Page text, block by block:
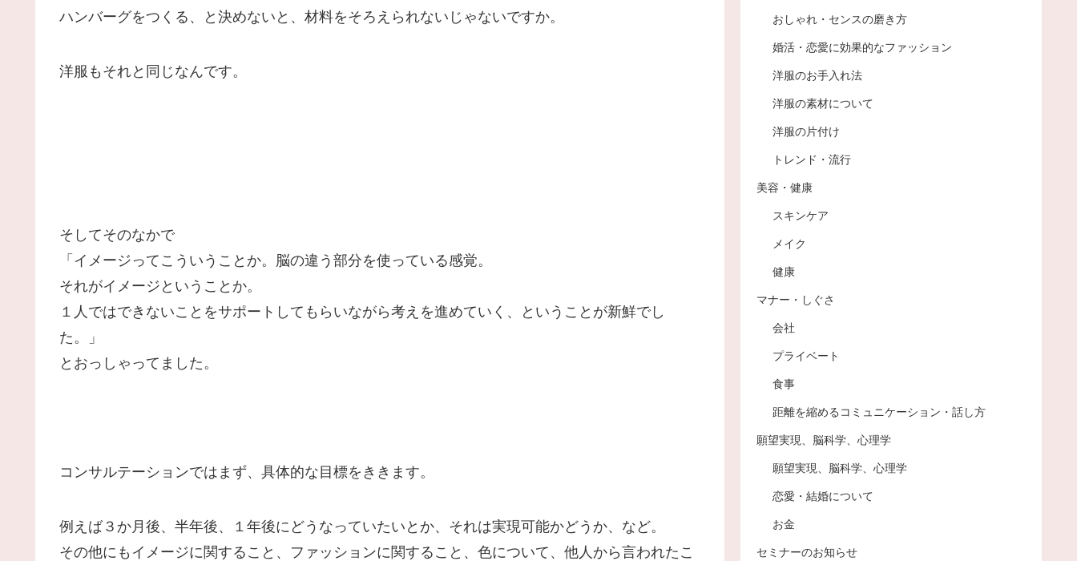
ハンバーグをつくる、と決めないと、材料をそろえられないじゃないですか。
洋服もそれと同じなんです。
そしてそのなかで
「イメージってこういうことか。脳の違う部分を使っている感覚。
それがイメージということか。
１人ではできないことをサポートしてもらいながら考えを進めていく、ということが新鮮でし
た。」
とおっしゃってました。
コンサルテーションではまず、具体的な目標をききます。
例えば３か月後、半年後、１年後にどうなっていたいとか、それは実現可能かどうか、など。
その他にもイメージに関すること、ファッションに関すること、色について、他人から言われたこ
おしゃれ・センスの磨き方
婚活・恋愛に効果的なファッション
洋服のお手入れ法
洋服の素材について
洋服の片付け
トレンド・流行
美容・健康
スキンケア
メイク
健康
マナー・しぐさ
会社
プライベート
食事
距離を縮めるコミュニケーション・話し方
願望実現、脳科学、心理学
願望実現、脳科学、心理学
恋愛・結婚について
お金
セミナーのお知らせ